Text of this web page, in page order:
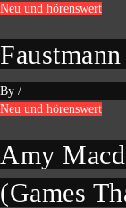
Neu und hörenswert
By /
Neu und hörenswert
Amy
(Games